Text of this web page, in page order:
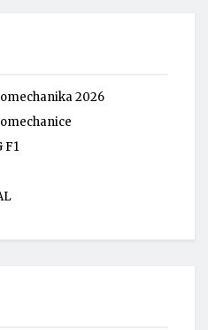
2026
F1